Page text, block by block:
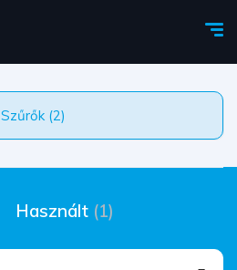
Szűrők (2)
Használt (1)